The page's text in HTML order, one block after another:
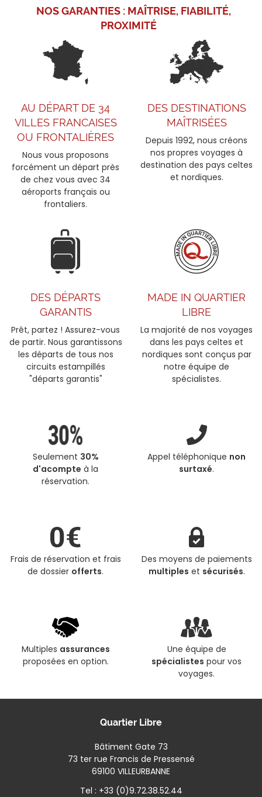
semblent figés dans le cristal de l’hiver, ce voyage...
NOS GARANTIES : MAÎTRISE, FIABILITÉ,
PROXIMITÉ
AU DÉPART DE 34
VILLES FRANCAISES
OU FRONTALIÈRES
Nous vous proposons
forcément un départ près
de chez vous avec 34
aéroports français ou
frontaliers.
DES DESTINATIONS
MAÎTRISÉES
Depuis 1992, nous créons
nos propres voyages à
destination des pays celtes
et nordiques.
DES DÉPARTS
GARANTIS
Prêt, partez ! Assurez-vous
de partir. Nous garantissons
les départs de tous nos
circuits estampillés
"départs garantis"
MADE IN QUARTIER
LIBRE
La majorité de nos voyages
dans les pays celtes et
nordiques sont conçus par
notre équipe de
spécialistes.
Seulement 30%
d'acompte à la
réservation.
Appel téléphonique non
surtaxé.
Frais de réservation et frais
de dossier offerts.
Des moyens de paiements
multiples et sécurisés.
Multiples assurances
proposées en option.
Une équipe de
spécialistes pour vos
voyages.
Quartier Libre
Bâtiment Gate 73
73 ter rue Francis de Pressensé
69100 VILLEURBANNE
Tel : +33 (0)9.72.38.52.44